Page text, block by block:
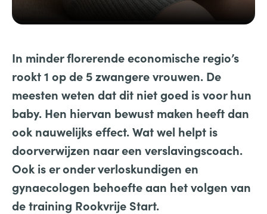
In minder florerende economische regio’s
rookt 1 op de 5 zwangere vrouwen. De
meesten weten dat dit niet goed is voor hun
baby. Hen hiervan bewust maken heeft dan
ook nauwelijks effect. Wat wel helpt is
doorverwijzen naar een verslavingscoach.
Ook is er onder verloskundigen en
gynaecologen behoefte aan het volgen van
de training Rookvrije Start.